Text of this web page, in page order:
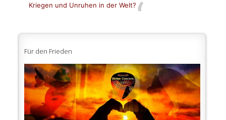
Kriegen und Unruhen in der Welt?
Für den Frieden